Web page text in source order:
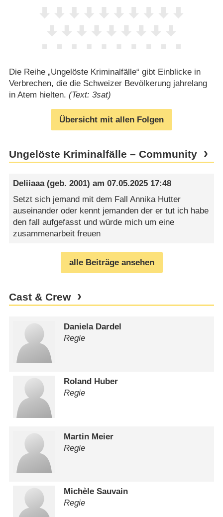
Die Reihe „Ungelöste Kriminalfälle“ gibt Einblicke in
Verbrechen, die die Schweizer Bevölkerung jahrelang
in Atem hielten. (Text: 3sat)
Übersicht mit allen Folgen
Ungelöste Kriminalfälle – Community
Deliiaaa(geb. 2001) am07.05.2025 17:48
Setzt sich jemand mit dem Fall Annika Hutter
auseinander oder kennt jemanden der er tut ich habe
den fall aufgefasst und würde mich um eine
zusammenarbeit freuen
alle Beiträge ansehen
Cast & Crew
Daniela Dardel
Regie
Roland Huber
Regie
Martin Meier
Regie
Michèle Sauvain
Regie